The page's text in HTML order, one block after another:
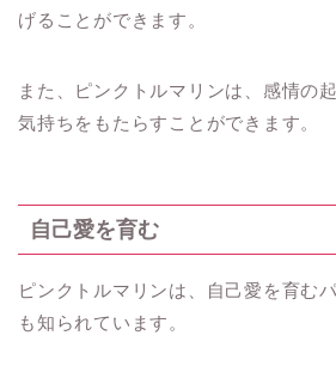
げることができます。
また、ピンクトルマリンは、感情の
気持ちをもたらすことができます。
自己愛を育む
ピンクトルマリンは、自己愛を育む
も知られています。